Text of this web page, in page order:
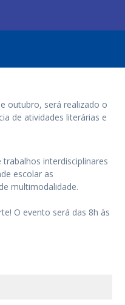
outubro, será realizado o
de atividades literárias e
interdisciplinares
escolar as
multimodalidade.
O evento será das 8h às